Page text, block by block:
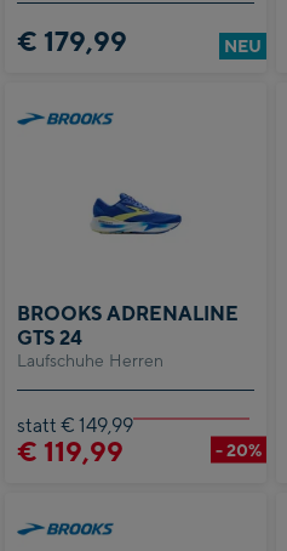
€ 179,99 NEU
Laufschuhe Herren
BROOKS ADRENALINE
GTS 24
statt € 149,99
€ 119,99 - 20%